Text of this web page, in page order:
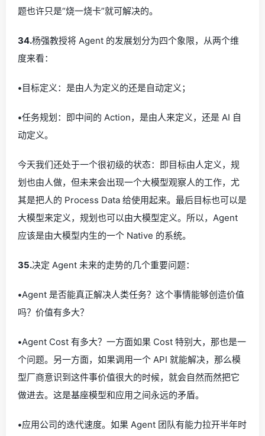
题也许只是“烧一烧卡”就可解决的。
34.杨强教授将 Agent 的发展划分为四个象限，从两个维
度来看：
• 目标定义：是由人为定义的还是自动定义；
•任务规划：即中间的 Action，是由人来定义，还是 AI 自
动定义。
今天我们还处于一个很初级的状态：即目标由人定义，规
划也由人做，但未来会出现一个大模型观察人的工作，尤
其是把人的 Process Data 给使用起来。最后目标也可以是
大模型来定义，规划也可以由大模型定义。所以，Agent
应该是由大模型内生的一个 Native 的系统。
35.决定 Agent 未来的走势的几个重要问题：
•Agent 是否能真正解决人类任务？这个事情能够创造价值
吗？价值有多大？
•Agent Cost 有多大？一方面如果 Cost 特别大，那也是一
个问题。另一方面，如果调用一个 API 就能解决，那么模
型厂商意识到这件事价值很大的时候，就会自然而然把它
做进去。这是基座模型和应用之间永远的矛盾。
•应用公司的迭代速度。如果 Agent 团队有能力拉开半年时